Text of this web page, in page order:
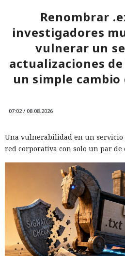
Renombrar
investigadores
vulnerar un
actualizaciones
un simple
07:02 / 08.08.2026
Una vulnerabilidad en un
red corporativa con solo un par de